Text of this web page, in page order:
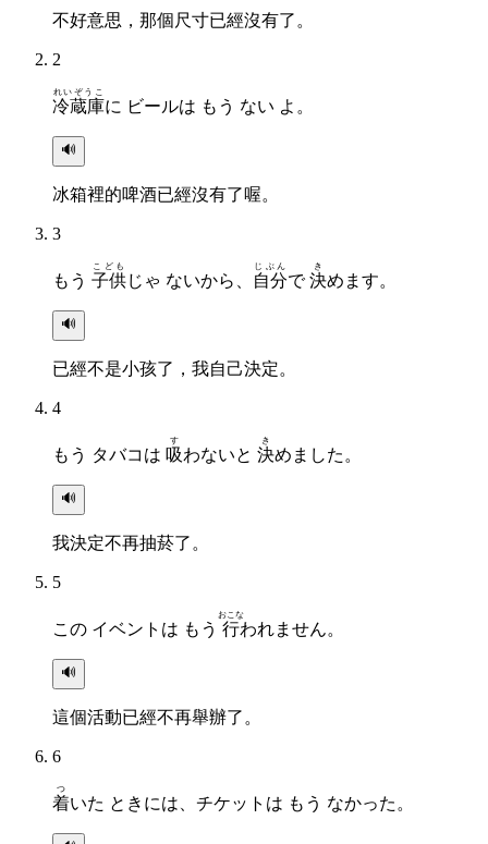
不好意思，那個尺寸已經沒有了。
2
冷蔵庫
れいぞうこ
に ビールは もう ない よ。
🔊
冰箱裡的啤酒已經沒有了喔。
3
もう 子供
こども
じゃ ないから、 自分
じぶん
で決
き
めます。
🔊
已經不是小孩了，我自己決定。
4
もう タバコは 吸
す
わないと 決
き
めました。
🔊
我決定不再抽菸了。
5
この イベントは もう 行
おこな
われません。
🔊
這個活動已經不再舉辦了。
6
着
つ
いた ときには、チケットは もう なかった。